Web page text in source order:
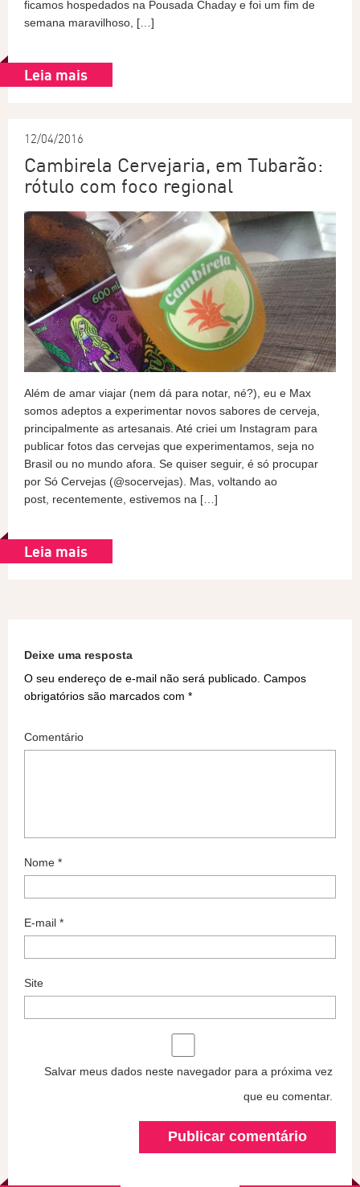
ficamos hospedados na Pousada Chaday e foi um fim de
semana maravilhoso, […]
Leia mais
12/04/2016
Cambirela Cervejaria, em Tubarão:
rótulo com foco regional
Além de amar viajar (nem dá para notar, né?), eu e Max
somos adeptos a experimentar novos sabores de cerveja,
principalmente as artesanais. Até criei um Instagram para
publicar fotos das cervejas que experimentamos, seja no
Brasil ou no mundo afora. Se quiser seguir, é só procupar
por Só Cervejas (@socervejas). Mas, voltando ao
post, recentemente, estivemos na […]
Leia mais
Deixe uma resposta
O seu endereço de e-mail não será publicado. Campos
obrigatórios são marcados com *
Comentário
Nome *
E-mail *
Site
Salvar meus dados neste navegador para a próxima vez
que eu comentar.